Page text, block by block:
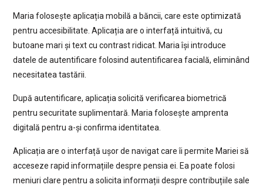
Maria folosește aplicația mobilă a băncii, care este optimizată
pentru accesibilitate. Aplicația are o interfață intuitivă, cu
butoane mari și text cu contrast ridicat. Maria își introduce
datele de autentificare folosind autentificarea facială, eliminând
necesitatea tastării.
După autentificare, aplicația solicită verificarea biometrică
pentru securitate suplimentară. Maria folosește amprenta
digitală pentru a-și confirma identitatea.
Aplicația are o interfață ușor de navigat care îi permite Mariei să
acceseze rapid informațiile despre pensia ei. Ea poate folosi
meniuri clare pentru a solicita informații despre contribuțiile sale